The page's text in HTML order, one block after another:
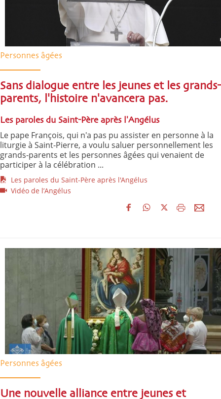
Personnes âgées
Sans dialogue entre les jeunes et les grands-
parents, l'histoire n'avancera pas.
Les paroles du Saint-Père après l'Angélus
Le pape François, qui n'a pas pu assister en personne à la
liturgie à Saint-Pierre, a voulu saluer personnellement les
grands-parents et les personnes âgées qui venaient de
participer à la célébration ...
Les paroles du Saint-Père après l'Angélus
Vidéo de l’Angélus
Personnes âgées
Une nouvelle alliance entre jeunes et